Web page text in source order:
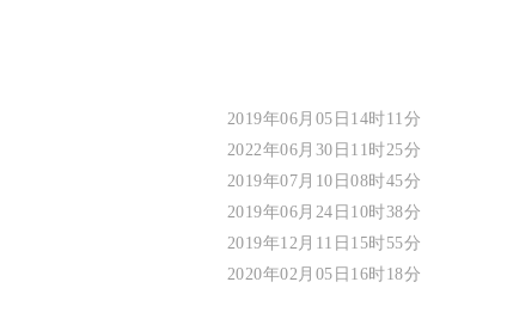
2019年06月05日14时11分
2022年06月30日11时25分
2019年07月10日08时45分
2019年06月24日10时38分
2019年12月11日15时55分
2020年02月05日16时18分